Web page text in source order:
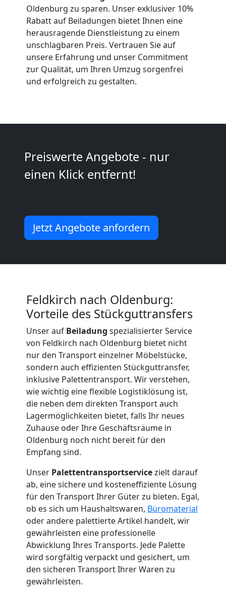
Oldenburg zu sparen. Unser exklusiver 10%
Rabatt auf Beiladungen bietet Ihnen eine
herausragende Dienstleistung zu einem
unschlagbaren Preis. Vertrauen Sie auf
unsere Erfahrung und unser Commitment
zur Qualität, um Ihren Umzug sorgenfrei
und erfolgreich zu gestalten.
Preiswerte Angebote - nur
einen Klick entfernt!
Jetzt Angebote anfordern
Feldkirch nach Oldenburg:
Vorteile des Stückguttransfers
Unser auf Beiladung spezialisierter Service
von Feldkirch nach Oldenburg bietet nicht
nur den Transport einzelner Möbelstücke,
sondern auch effizienten Stückguttransfer,
inklusive Palettentransport. Wir verstehen,
wie wichtig eine flexible Logistiklösung ist,
die neben dem direkten Transport auch
Lagermöglichkeiten bietet, falls Ihr neues
Zuhause oder Ihre Geschäftsräume in
Oldenburg noch nicht bereit für den
Empfang sind.
Unser Palettentransportservicezielt darauf
ab, eine sichere und kosteneffiziente Lösung
für den Transport Ihrer Güter zu bieten. Egal,
ob es sich um Haushaltswaren, Büromaterial
oder andere palettierte Artikel handelt, wir
gewährleisten eine professionelle
Abwicklung Ihres Transports. Jede Palette
wird sorgfältig verpackt und gesichert, um
den sicheren Transport Ihrer Waren zu
gewährleisten.
Möbeltransport
National
Möbeltransport
National
International
Internationaler
Umzug
Nationaler
Umzug